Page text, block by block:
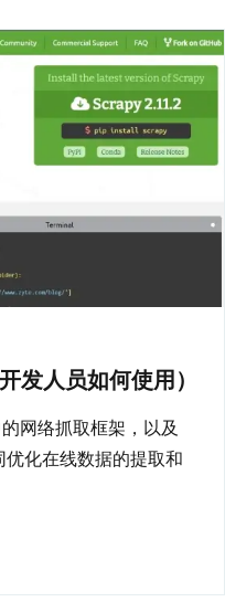
人员如何使用）
网络抓取框架，以及
化在线数据的提取和